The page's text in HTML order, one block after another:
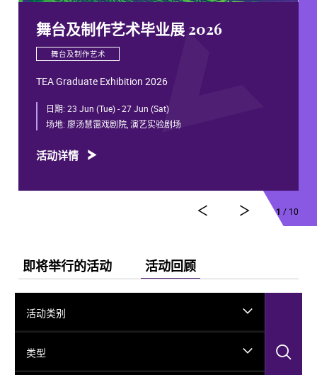
舞台及制作艺术毕业展 2026
舞台及制作艺术
TEA Graduate Exhibition 2026
日期: 23 Jun (Tue) - 27 Jun (Sat)
场地: 廖汤慧霭戏剧院, 演艺实验剧场
活动详情
1 / 10
即将举行的活动 活动回顾
活动类别
类型